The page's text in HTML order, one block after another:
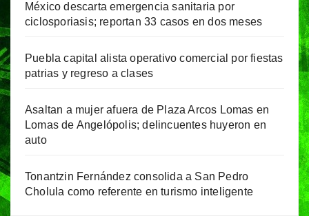
México descarta emergencia sanitaria por
ciclosporiasis; reportan 33 casos en dos meses
Puebla capital alista operativo comercial por fiestas
patrias y regreso a clases
Asaltan a mujer afuera de Plaza Arcos Lomas en
Lomas de Angelópolis; delincuentes huyeron en
auto
Tonantzin Fernández consolida a San Pedro
Cholula como referente en turismo inteligente